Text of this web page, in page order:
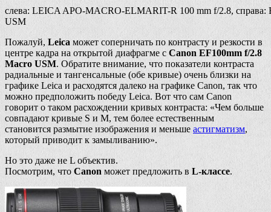
слева: LEICA APO-MACRO-ELMARIT-R 100 mm f/2.8, справа:
USM
Пожалуй, Leica может соперничать по контрасту и резкости в
центре кадра на открытой диафрагме с Canon EF100mm f/2.8
Macro USM. Обратите внимание, что показатели контраста
радиальные и тангенсальные (обе кривые) очень близки на
графике Leica и расходятся далеко на графике Canon, так что
можно предположить победу Leica. Вот что сам Canon
говорит о таком расхождении кривых контраста: «Чем больше
совпадают кривые S и M, тем более естественным
становится размытие изображения и меньше астигматизм,
который приводит к замыливанию».
Но это даже не L объектив.
Посмотрим, что Canon может предложить в L-классе.